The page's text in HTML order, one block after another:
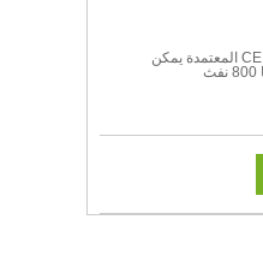
لفة الطباعة CE المعتمدة يمكن